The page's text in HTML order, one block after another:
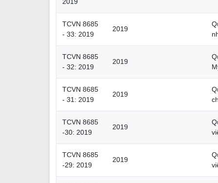
TCVN 8685
- 33: 2019
2019
TCVN 8685
- 32: 2019
2019
TCVN 8685
- 31: 2019
2019
TCVN 8685
-30: 2019
2019
TCVN 8685
-29: 2019
2019